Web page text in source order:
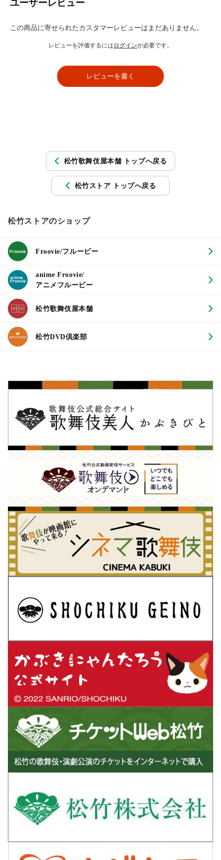
ユーザーレビュー
この商品に寄せられたカスタマーレビューはまだありません。
レビューを評価するには ログインが必要です。
レビューを書く
松竹歌舞伎屋本舗 トップへ戻る
松竹ストア トップへ戻る
松竹ストアのショップ
Froovie/フルービー
anime Froovie/
アニメフルービー
松竹歌舞伎屋本舗
松竹DVD倶楽部